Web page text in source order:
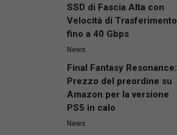
SSD di Fascia Alta con
Velocità di Trasferimento
fino a 40 Gbps
News
Final Fantasy Resonance:
Prezzo del preordine su
Amazon per la versione
PS5 in calo
News